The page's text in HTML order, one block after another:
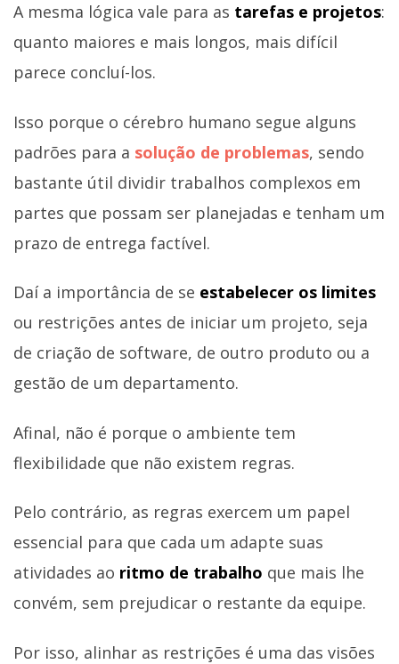
A mesma lógica vale para as tarefas e projetos:
quanto maiores e mais longos, mais difícil
parece concluí-los.
Isso porque o cérebro humano segue alguns
padrões para a solução de problemas, sendo
bastante útil dividir trabalhos complexos em
partes que possam ser planejadas e tenham um
prazo de entrega factível.
Daí a importância de se estabelecer os limites
ou restrições antes de iniciar um projeto, seja
de criação de software, de outro produto ou a
gestão de um departamento.
Afinal, não é porque o ambiente tem
flexibilidade que não existem regras.
Pelo contrário, as regras exercem um papel
essencial para que cada um adapte suas
atividades ao ritmo de trabalho que mais lhe
convém, sem prejudicar o restante da equipe.
Por isso, alinhar as restrições é uma das visões